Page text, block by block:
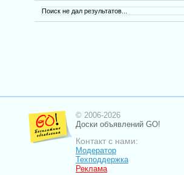
Поиск не дал результатов...
© 2006-2026
Доски объявлений GO!
Контакт с нами:
Модератор
Техподдержка
Реклама